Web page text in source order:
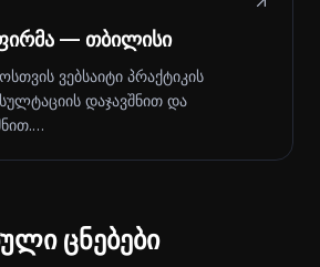
— თბილისი
ვებსაიტი პრაქტიკის
დაჯავშნით და
ცნებები